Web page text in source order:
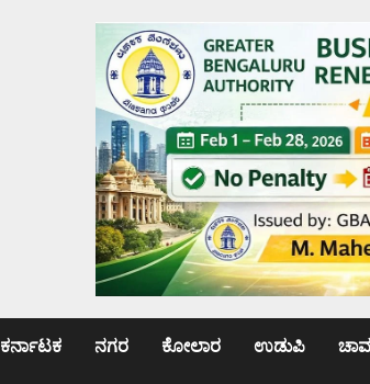
ಕರ್ನಾಟಕ ನಗರ ಕೋಲಾರ ಉಡುಪಿ